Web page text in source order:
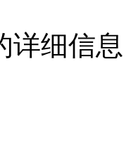
详细信